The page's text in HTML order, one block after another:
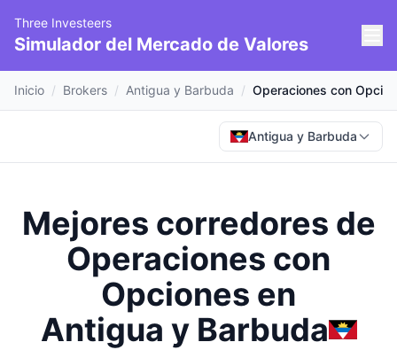
Three Investeers
Simulador del Mercado de Valores
Inicio / Brokers / Antigua y Barbuda / Operaciones con
Antigua y Barbuda
Mejores corredores de
Operaciones con
Opciones en
Antigua y Barbuda